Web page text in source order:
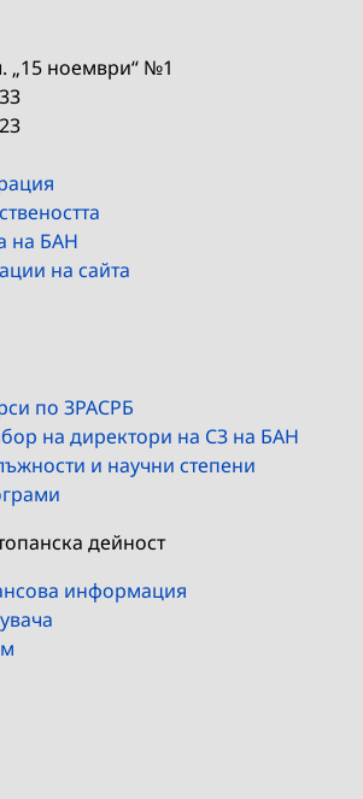
„15 ноември“ №1
на БАН
на сайта
по ЗРАСРБ
на директори на СЗ на БАН
и научни степени
дейност
информация